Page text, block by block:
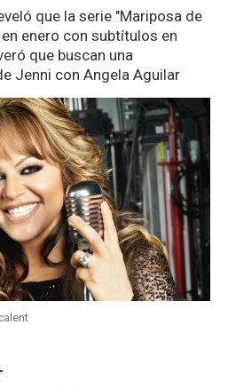
que la serie "Mariposa de
enero con subtítulos en
que buscan una
Jenni con Angela Aguilar